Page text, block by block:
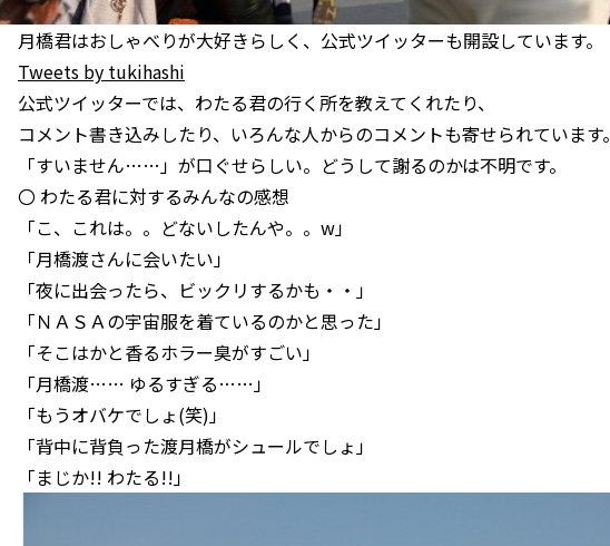
月橋君はおしゃべりが大好きらしく、公式ツイッターも開設しています。
Tweets by tukihashi
公式ツイッターでは、わたる君の行く所を教えてくれたり、
コメント書き込みしたり、いろんな人からのコメントも寄せられています。
「すいません……」が口ぐせらしい。どうして謝るのかは不明です。
〇 わたる君に対するみんなの感想
「こ、これは。。どないしたんや。。w」
「月橋渡さんに会いたい」
「夜に出会ったら、ビックリするかも・・」
「ＮＡＳＡの宇宙服を着ているのかと思った」
「そこはかと香るホラー臭がすごい」
「月橋渡…… ゆるすぎる……」
「もうオバケでしょ(笑)」
「背中に背負った渡月橋がシュールでしょ」
「まじか!! わたる!!」